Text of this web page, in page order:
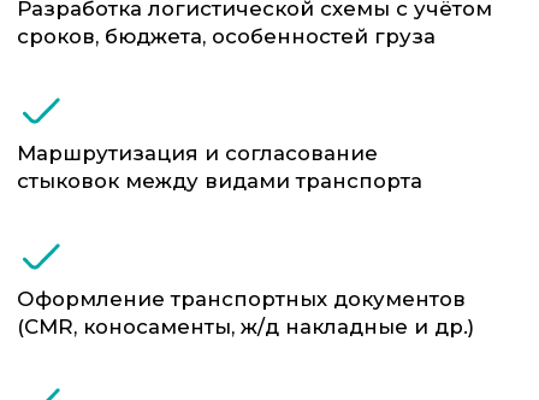
Прямые связи с морскими
чтобы вы не переплачивали
подрядчиком по одному
договору